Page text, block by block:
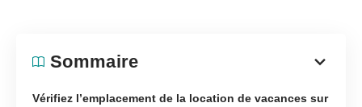
Sommaire
Vérifiez l’emplacement de la location de vacances sur